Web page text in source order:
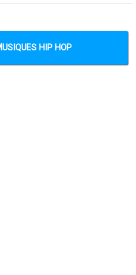
HIP HOP